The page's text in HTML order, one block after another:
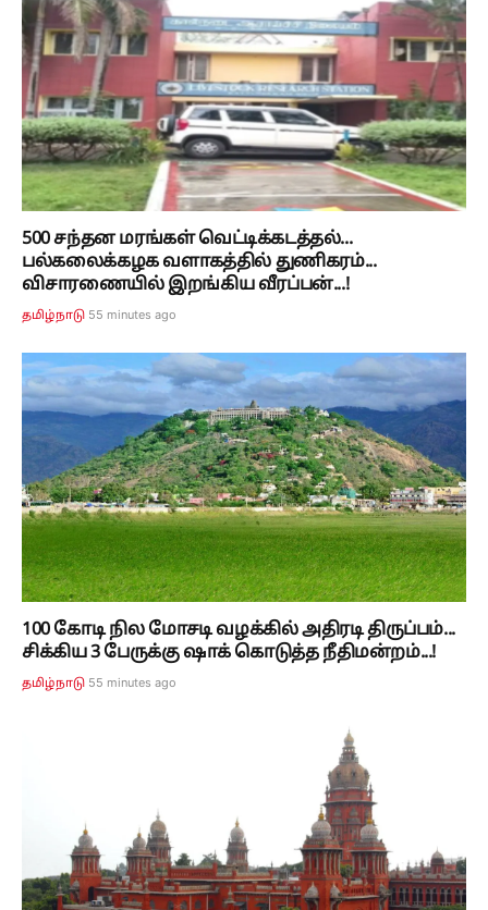
500 சந்தன மரங்கள் வெட்டிக்கடத்தல்...
பல்கலைக்கழக வளாகத்தில் துணிகரம்...
விசாரணையில் இறங்கிய வீரப்பன்...!
தமிழ்நாடு 55 minutes ago
100 கோடி நில மோசடி வழக்கில் அதிரடி திருப்பம்...
சிக்கிய 3 பேருக்கு ஷாக் கொடுத்த நீதிமன்றம்...!
தமிழ்நாடு 55 minutes ago